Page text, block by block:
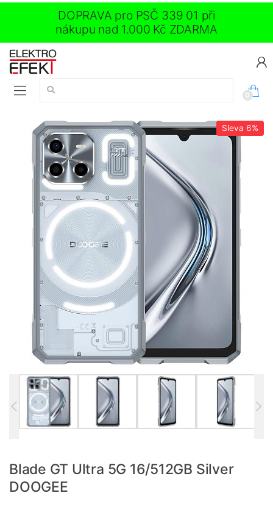
DOPRAVA pro PSČ 339 01 při
nákupu nad 1.000 Kč ZDARMA
Vyhledávání:
0
Sleva 6%
Blade GT Ultra 5G 16/512GB Silver
DOOGEE